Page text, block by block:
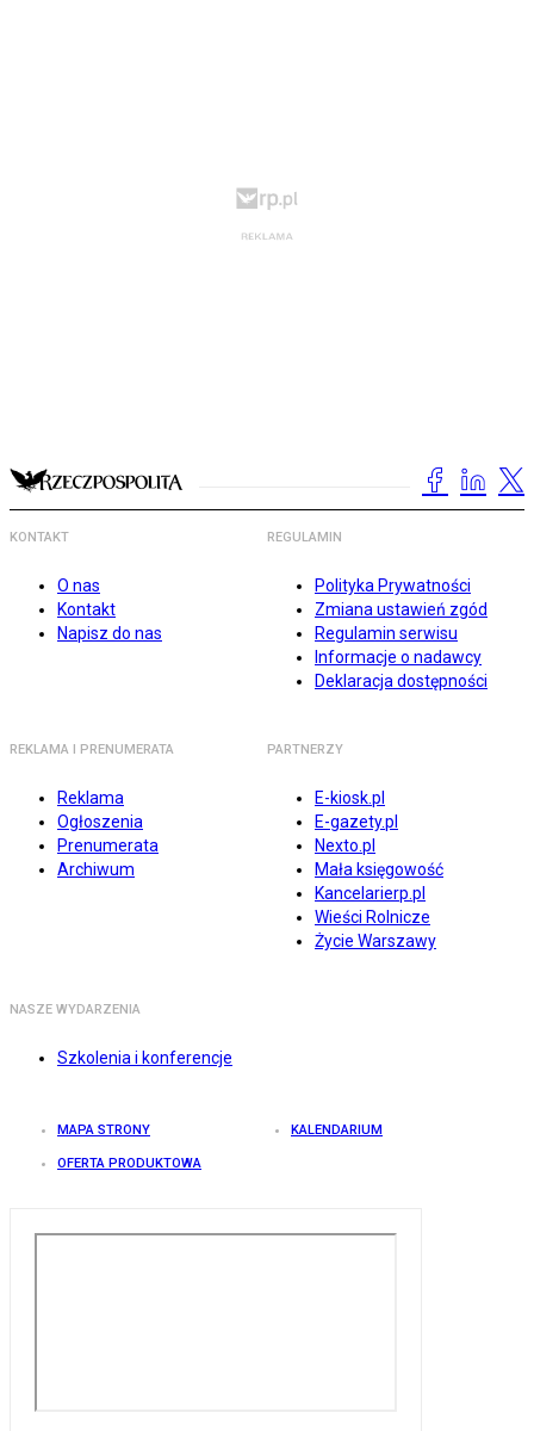
KONTAKT
O nas
Kontakt
Napisz do nas
REGULAMIN
Polityka Prywatności
Zmiana ustawień zgód
Regulamin serwisu
Informacje o nadawcy
Deklaracja dostępności
REKLAMA I PRENUMERATA
Reklama
Ogłoszenia
Prenumerata
Archiwum
PARTNERZY
E-kiosk.pl
E-gazety.pl
Nexto.pl
Mała księgowość
Kancelarierp.pl
Wieści Rolnicze
Życie Warszawy
NASZE WYDARZENIA
Szkolenia i konferencje
MAPA STRONY KALENDARIUM
OFERTA PRODUKTOWA